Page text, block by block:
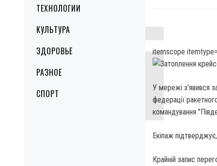
ТЕХНОЛОГИИ
КУЛЬТУРА
ЗДОРОВЬЕ
РАЗНОЕ
СПОРТ
itemscope
У мережі з'явився
федерації
командування
Екіпаж
Крайній запис